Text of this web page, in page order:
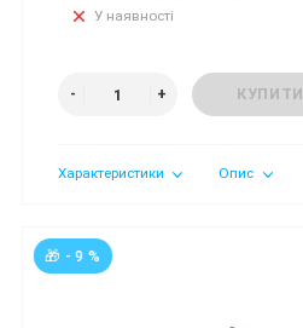
У наявності
КУПИТИ
Характеристики Опис
🎁 - 9 %